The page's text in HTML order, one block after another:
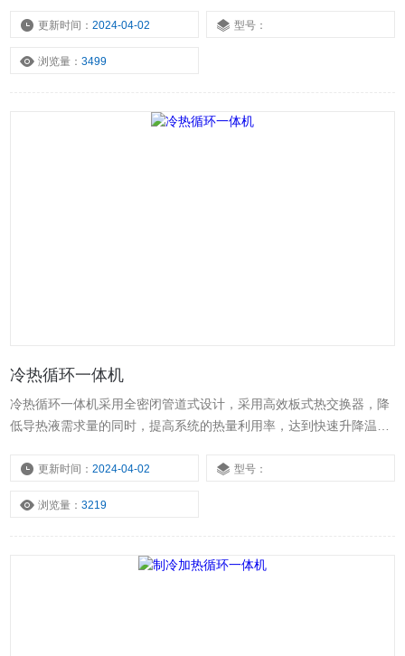
液体循环是密闭的，系统带有膨胀容器，膨胀容器和液体循环系统是
何，膨胀容器中的介质始终保持室温。
更新时间：2024-04-02 型号：
浏览量：3499
冷热循环一体机
冷热循环一体机采用全密闭管道式设计，采用高效板式热交换器，降
低导热液需求量的同时，提高系统的热量利用率，达到快速升降温
介质不参与循环，无论是高温还是低温，膨胀槽温度为常温到60度，
更新时间：2024-04-02 型号：
浏览量：3219